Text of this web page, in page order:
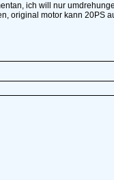
ich will nur
original motor kann 20PS